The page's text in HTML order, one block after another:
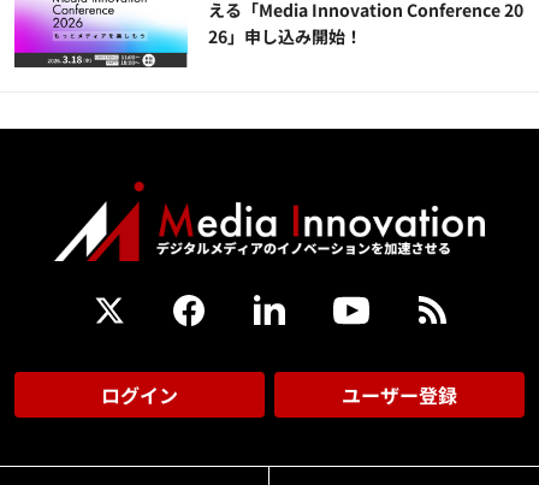
える「Media Innovation Conference 20
26」申し込み開始！
ログイン ユーザー登録